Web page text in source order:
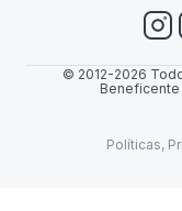
© 2012-2026
Beneficente
Políticas,